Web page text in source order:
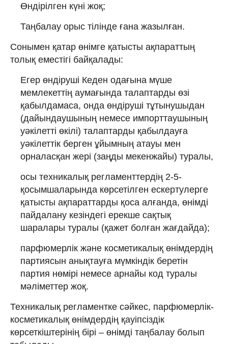
Өндірілген күні жоқ;
Таңбалау орыс тілінде ғана жазылған.
Сонымен қатар өнімге қатысты ақпараттың
толық еместігі байқалады:
Егер өндіруші Кеден одағына мүше
мемлекеттің аумағында талаптарды өзі
қабылдамаса, онда өндіруші тұтынушыдан
(дайындаушының немесе импорттаушының
уәкілетті өкілі) талаптарды қабылдауға
уәкілеттік берген ұйымның атауы мен
орналасқан жері (заңды мекенжайы) туралы,
осы техникалық регламенттердің 2-5-
қосымшаларында көрсетілген ескертулерге
қатысты ақпараттарды қоса алғанда, өнімді
пайдалану кезіндегі ерекше сақтық
шаралары туралы (қажет болған жағдайда);
парфюмерлік және косметикалық өнімдердің
партиясын анықтауға мүмкіндік беретін
партия нөмірі немесе арнайы код туралы
мәліметтер жоқ.
Техникалық регламентке сәйкес, парфюмерлік-
косметикалық өнімдердің қауіпсіздік
көрсеткіштерінің бірі – өнімді таңбалау болып